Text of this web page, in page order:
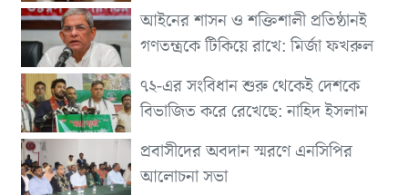
আইনের শাসন ও শক্তিশালী প্রতিষ্ঠানই
গণতন্ত্রকে টিকিয়ে রাখে: মির্জা ফখরুল
৭২-এর সংবিধান শুরু থেকেই দেশকে
বিভাজিত করে রেখেছে: নাহিদ ইসলাম
প্রবাসীদের অবদান স্মরণে এনসিপির
আলোচনা সভা